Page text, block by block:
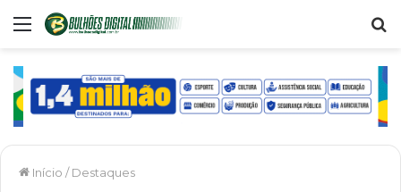
Menu
Início / Destaques